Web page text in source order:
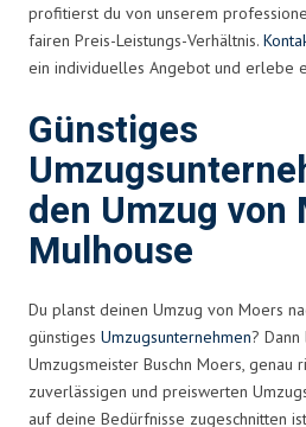
profitierst du von unserem
fairen Preis-Leistungs-Verhältnis.
ein individuelles Angebot und erlebe
Günstiges
den Umzug von
Mulhouse
Du planst deinen Umzug von Moers
günstiges Umzugsunternehmen?
Umzugsmeister Buschn Moers, genau
zuverlässigen und preiswerten
auf deine Bedürfnisse zugeschnitten